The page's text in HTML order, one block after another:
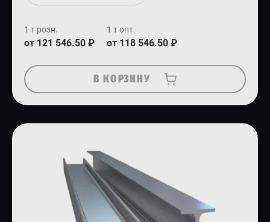
1 т розн.
от 121 546.50 ₽
1 т опт.
от 118 546.50 ₽
В КОРЗИНУ